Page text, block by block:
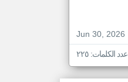
Jun 30, 2026
عدد الكلمات: ٢٢٥